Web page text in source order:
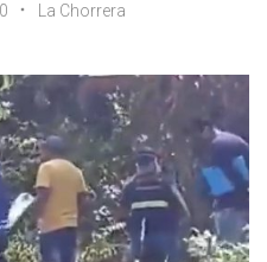
La Chorrera